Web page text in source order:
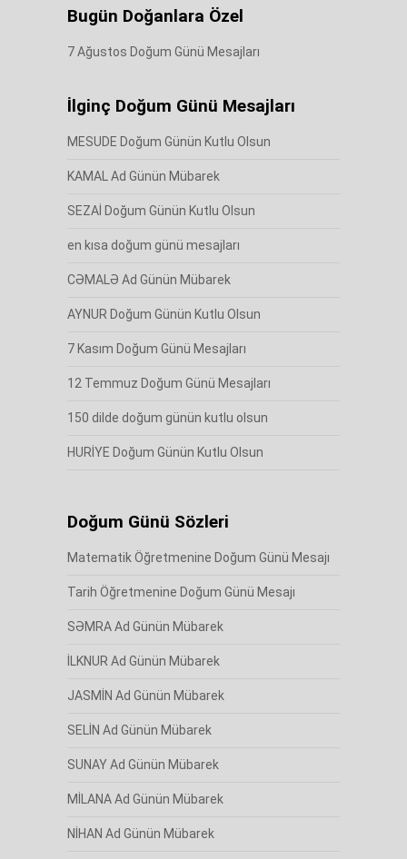
Bugün Doğanlara Özel
7 Ağustos Doğum Günü Mesajları
İlginç Doğum Günü Mesajları
MESUDE Doğum Günün Kutlu Olsun
KAMAL Ad Günün Mübarek
SEZAİ Doğum Günün Kutlu Olsun
en kısa doğum günü mesajları
CƏMALƏ Ad Günün Mübarek
AYNUR Doğum Günün Kutlu Olsun
7 Kasım Doğum Günü Mesajları
12 Temmuz Doğum Günü Mesajları
150 dilde doğum günün kutlu olsun
HURİYE Doğum Günün Kutlu Olsun
Doğum Günü Sözleri
Matematik Öğretmenine Doğum Günü Mesajı
Tarih Öğretmenine Doğum Günü Mesajı
SƏMRA Ad Günün Mübarek
İLKNUR Ad Günün Mübarek
JASMİN Ad Günün Mübarek
SELİN Ad Günün Mübarek
SUNAY Ad Günün Mübarek
MİLANA Ad Günün Mübarek
NİHAN Ad Günün Mübarek